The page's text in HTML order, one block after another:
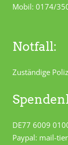
Mobil: 0174/
Notfall:
Zuständige
DE77 6009
Paypal: mail-